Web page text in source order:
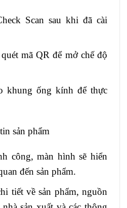
Scan sau khi đã cài
mã QR để mở chế độ
khung ống kính để thực
sản phẩm
công, màn hình sẽ hiển
đến sản phẩm.
tiết về sản phẩm, nguồn